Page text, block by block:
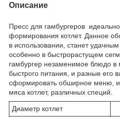
Описание
Пресс для гамбургеров
формирования котлет. Данное
в использовании, станет
особенно в быстрорастущем
гамбургер незаменимое блюдо
быстрого питания, и разные его
сформировать обширное меню,
мяса котлет, различных специй.
Диаметр котлет